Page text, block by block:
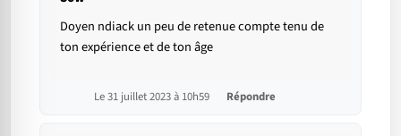
Doyen ndiack un peu de retenue compte tenu de
ton expérience et de ton âge
Le 31 juillet 2023 à 10h59 Répondre